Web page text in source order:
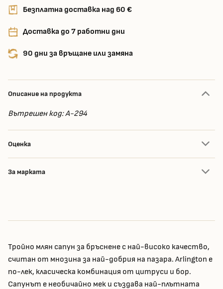
Безплатна доставка над 60 €
Доставка до 7 работни дни
90 дни за връщане или замяна
Описание на продукта
Вътрешен код: A-294
Оценка
За марката
Тройно млян сапун за бръснене с най-високо качество,
считан от мнозина за най-добрия на пазара. Arlington е
по-лек, класическа комбинация от цитруси и бор.
Сапунът е необичайно мек и създава най-плътната